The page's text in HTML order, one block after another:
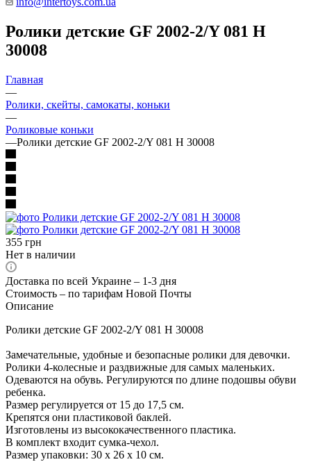
Ролики детские GF 2002-2/Y 081 H
30008
Главная
—
Ролики, скейты, самокаты, коньки
—
Роликовые коньки
—Ролики детские GF 2002-2/Y 081 H 30008
355 грн
Нет в наличии
Доставка по всей Украине – 1-3 дня
Стоимость – по тарифам Новой Почты
Описание
Ролики детские GF 2002-2/Y 081 H 30008
Замечательные, удобные и безопасные ролики для девочки.
Ролики 4-колесные и раздвижные для самых маленьких.
Одеваются на обувь. Регулируются по длине подошвы обуви
ребенка.
Размер регулируется от 15 до 17,5 см.
Крепятся они пластиковой баклей.
Изготовлены из высококачественного пластика.
В комплект входит сумка-чехол.
Размер упаковки: 30 х 26 х 10 см.